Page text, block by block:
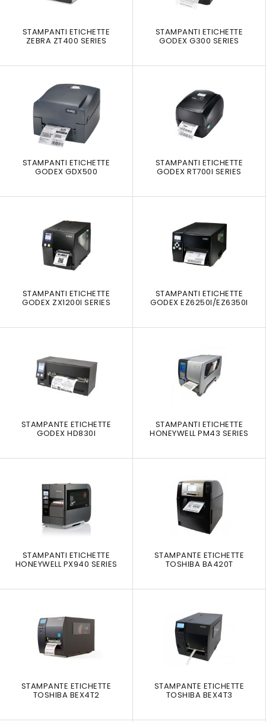
STAMPANTI ETICHETTE
ZEBRA ZT400 SERIES
STAMPANTI ETICHETTE
GODEX G300 SERIES
STAMPANTI ETICHETTE
GODEX GDX500
STAMPANTI ETICHETTE
GODEX RT700I SERIES
STAMPANTI ETICHETTE
GODEX ZX1200I SERIES
STAMPANTI ETICHETTE
GODEX EZ6250I/EZ6350I
STAMPANTE ETICHETTE
GODEX HD830I
STAMPANTI ETICHETTE
HONEYWELL PM43 SERIES
STAMPANTI ETICHETTE
HONEYWELL PX940 SERIES
STAMPANTE ETICHETTE
TOSHIBA BA420T
STAMPANTE ETICHETTE
TOSHIBA BEX4T2
STAMPANTE ETICHETTE
TOSHIBA BEX4T3